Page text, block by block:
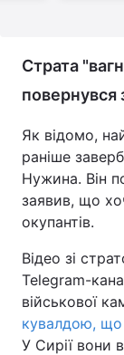
Страта
повернувся
Як відомо,
раніше
Нужина. Він
заявив, що
окупантів.
Відео зі
Telegram-
військової
кувалдою, що
У Сирії вони